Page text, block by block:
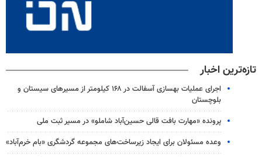
تازه‌ترین اخبار
اجرای عملیات بهسازی آسفالت در ۱۶۸ کیلومتر از مسیرهای سیستان و
بلوچستان
پرونده «مهارت بافت قالی حسین‌آباد شاملو» در مسیر ثبت ملی
وعده مسئولان برای ایجاد زیرساخت‌های مجموعه گردشگری «بام خرم‌آباد»